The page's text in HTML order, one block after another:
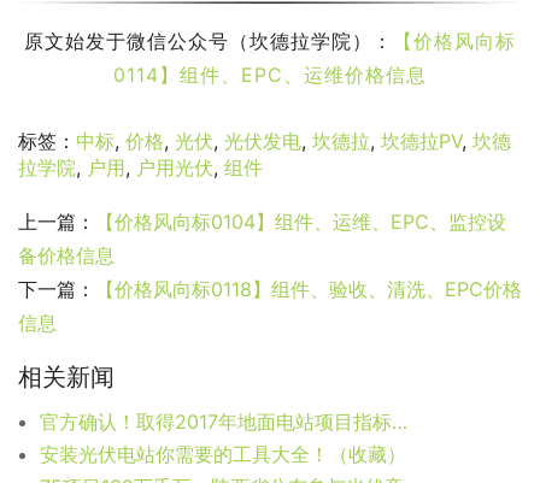
原文始发于微信公众号（坎德拉学院）：
【价格风向标
0114】组件、EPC、运维价格信息
标签： 中标, 价格, 光伏, 光伏发电, 坎德拉, 坎德拉PV, 坎德
拉学院, 户用, 户用光伏, 组件
上一篇：
【价格风向标0104】组件、运维、EPC、监控设
备价格信息
下一篇：
【价格风向标0118】组件、验收、清洗、EPC价格
信息
相关新闻
官方确认！取得2017年地面电站项目指标的项目执行原有电价
安装光伏电站你需要的工具大全！（收藏）